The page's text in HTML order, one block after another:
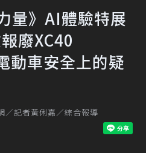
量》AI體驗特展
廢XC40
動車安全上的疑
／記者黃俐嘉／綜合報導